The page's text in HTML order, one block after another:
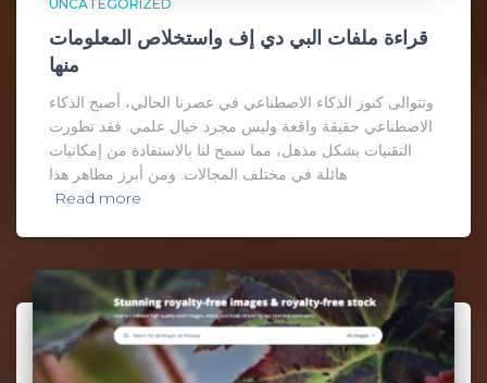
UNCATEGORIZED
قراءة ملفات البي دي إف واستخلاص المعلومات
منها
وتتوالى كنوز الذكاء الاصطناعي في عصرنا الحالي، أصبح الذكاء
الاصطناعي حقيقة واقعة وليس مجرد خيال علمي. فقد تطورت
التقنيات بشكل مذهل، مما سمح لنا بالاستفادة من إمكانيات
هائلة في مختلف المجالات. ومن أبرز مظاهر هذا
Read more